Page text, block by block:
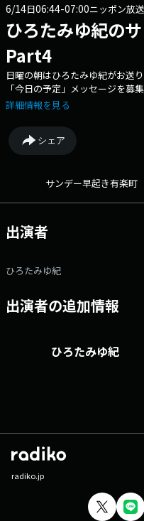
6/14日06:44-07:00ニッポン放送
ひろたみゆ紀の
Part4
日曜の朝はひろたみゆ紀がお送
「今日の予定」メッセージを
のサンデー早起キネマ』 最新の
『君の名は大作戦』 お聴きの
募資格になります。 ▼6:04 『
はよう！ニッポン全国消防団
会便り（月1回）」メールア
詳細情報を見る
シェア
サンデー早起き有楽町
出演者
ひろたみゆ紀
出演者の追加情報
ひろたみゆ紀
radiko.jp